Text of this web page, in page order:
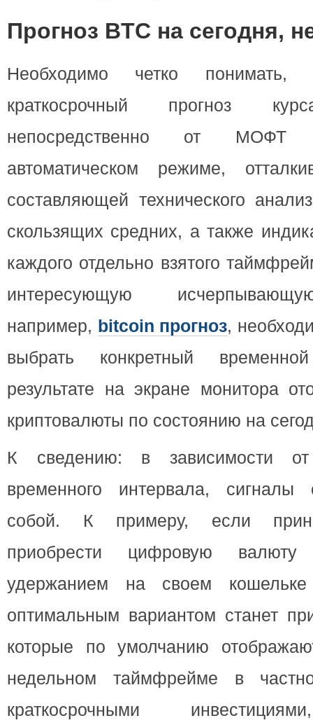
Прогноз BTC на сегодня,
Необходимо четко понимать,
краткосрочный прогноз
непосредственно от МОФТ
автоматическом режиме,
составляющей технического
скользящих средних, а также
каждого отдельно взятого
интересующую
например, bitcoin прогноз,
выбрать конкретный
результате на экране монитора
криптовалюты по состоянию на
К сведению: в зависимости от
временного интервала, сигналы
собой. К примеру, если
приобрести цифровую
удержанием на своем
оптимальным вариантом станет
которые по умолчанию
недельном таймфрейме в
краткосрочными